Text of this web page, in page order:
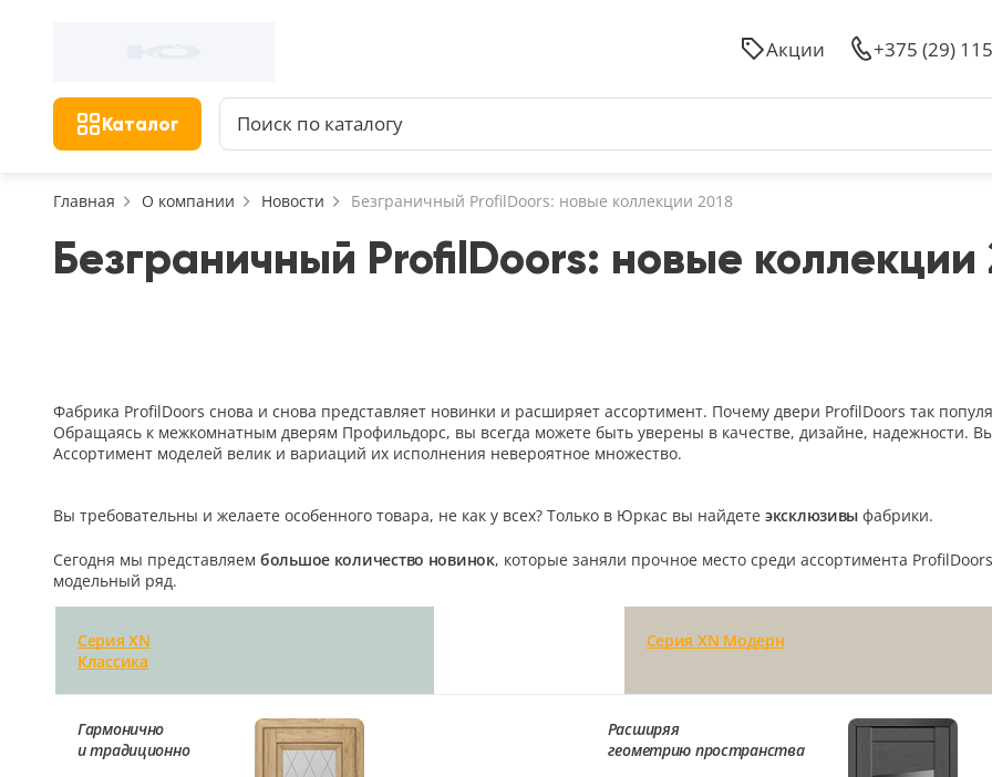
Каталог
Акции +375 (29)
Главная О компании Новости Безграничный ProfilDoors: новые коллекции 2018
Безграничный ProfilDoors: новые коллекции
Фабрика ProfilDoors снова и снова представляет новинки и расширяет ассортимент. Почему двери ProfilDoors так
Обращаясь к межкомнатным дверям Профильдорс, вы всегда можете быть уверены в качестве, дизайне, надежности.
Ассортимент моделей велик и вариаций их исполнения невероятное множество.
Вы требовательны и желаете особенного товара, не как у всех? Только в Юркас вы найдете эксклюзивы фабрики.
Сегодня мы представляем большое количество новинок, которые заняли прочное место среди ассортимента
модельный ряд.
Серия XN
Классика
Серия XN Модерн
Гармонично
и традиционно
Расширяя
геометрию пространства
Цена, руб.
Назначение
В детскую
Конструкция
Цаговые
Филенчатые
Сбросить фильтр